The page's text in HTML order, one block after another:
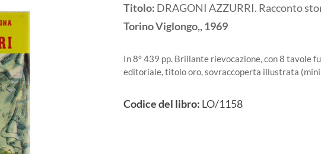
Titolo: DRAGONI AZZURRI. Racconto
TorinoViglongo,,1969
In 8° 439 pp. Brillante rievocazione, con 8 tavole
editoriale, titolo oro, sovraccoperta illustrata
Codice del libro: LO/1158